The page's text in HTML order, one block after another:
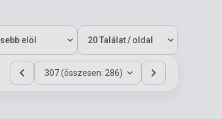
307 (összesen: 286)